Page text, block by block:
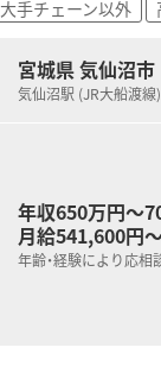
大手チェーン以外
宮城県 気仙沼市
気仙沼駅 (JR大船渡
年収650万円～
月給541,600円
年齢・経験により応相